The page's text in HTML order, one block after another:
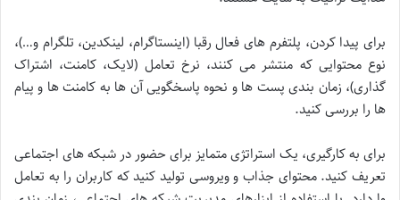
برای پیدا کردن، پلتفرم های فعال رقبا (اینستاگرام، لینکدین، تلگرام و…)،
نوع محتوایی که منتشر می کنند، نرخ تعامل (لایک، کامنت، اشتراک
گذاری)، زمان بندی پست ها و نحوه پاسخگویی آن ها به کامنت ها و پیام
ها را بررسی کنید.
برای به کارگیری، یک استراتژی متمایز برای حضور در شبکه های اجتماعی
تعریف کنید. محتوای جذاب و ویروسی تولید کنید که کاربران را به تعامل